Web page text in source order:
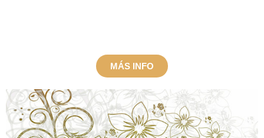
MÁS INFO